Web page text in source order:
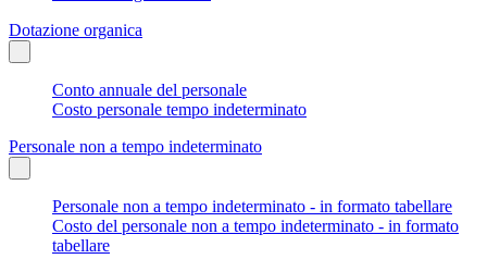
Dotazione organica
Conto annuale del personale
Costo personale tempo indeterminato
Personale non a tempo indeterminato
Personale non a tempo indeterminato - in formato tabellare
Costo del personale non a tempo indeterminato - in formato
tabellare